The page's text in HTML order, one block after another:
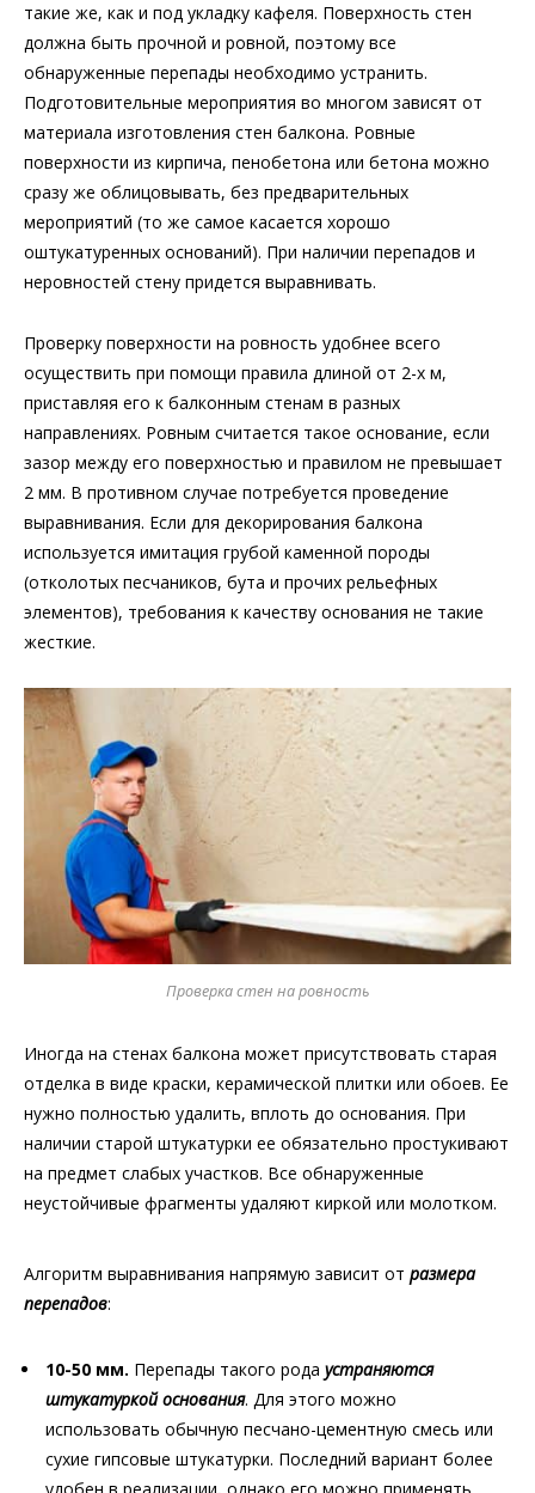
такие же, как и под укладку кафеля. Поверхность стен
должна быть прочной и ровной, поэтому все
обнаруженные перепады необходимо устранить.
Подготовительные мероприятия во многом зависят от
материала изготовления стен балкона. Ровные
поверхности из кирпича, пенобетона или бетона можно
сразу же облицовывать, без предварительных
мероприятий (то же самое касается хорошо
оштукатуренных оснований). При наличии перепадов и
неровностей стену придется выравнивать.
Проверку поверхности на ровность удобнее всего
осуществить при помощи правила длиной от 2-х м,
приставляя его к балконным стенам в разных
направлениях. Ровным считается такое основание, если
зазор между его поверхностью и правилом не превышает
2 мм. В противном случае потребуется проведение
выравнивания. Если для декорирования балкона
используется имитация грубой каменной породы
(отколотых песчаников, бута и прочих рельефных
элементов), требования к качеству основания не такие
жесткие.
Проверка стен на ровность
Иногда на стенах балкона может присутствовать старая
отделка в виде краски, керамической плитки или обоев. Ее
нужно полностью удалить, вплоть до основания. При
наличии старой штукатурки ее обязательно простукивают
на предмет слабых участков. Все обнаруженные
неустойчивые фрагменты удаляют киркой или молотком.
Алгоритм выравнивания напрямую зависит от размера
перепадов:
10-50 мм. Перепады такого рода устраняются
штукатуркой основания. Для этого можно
использовать обычную песчано-цементную смесь или
сухие гипсовые штукатурки. Последний вариант более
удобен в реализации, однако его можно применять